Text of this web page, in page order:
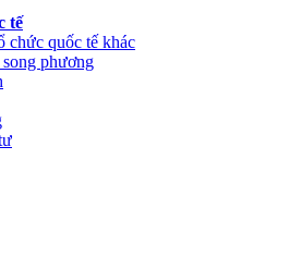
tế
chức quốc tế khác
phương